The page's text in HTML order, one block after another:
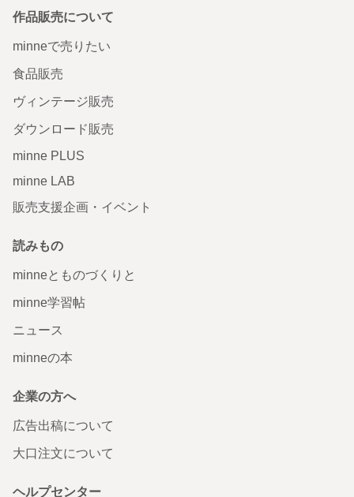
作品販売について
minneで売りたい
食品販売
ヴィンテージ販売
ダウンロード販売
minne PLUS
minne LAB
販売支援企画・イベント
読みもの
minneとものづくりと
minne学習帖
ニュース
minneの本
企業の方へ
広告出稿について
大口注文について
ヘルプセンター